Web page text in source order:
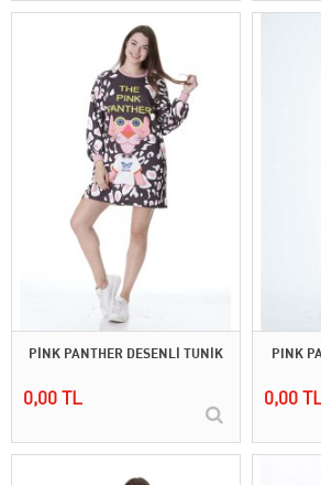
PİNK PANTHER DESENLİ TUNİK
0,00 TL
PINK
0,00